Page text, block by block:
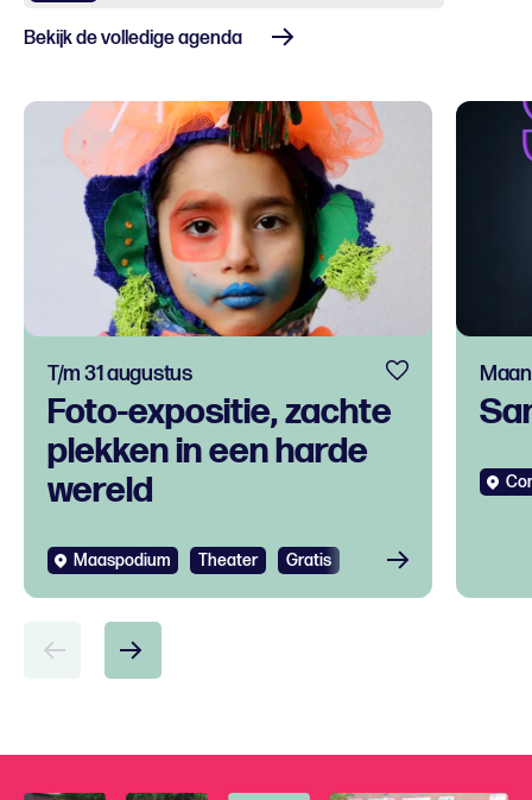
Bekijk de volledige agenda
Foto-expositie, zachte
plekken in een harde
wereld
T/m 31 augustus
Maaspodium Theater Gratis